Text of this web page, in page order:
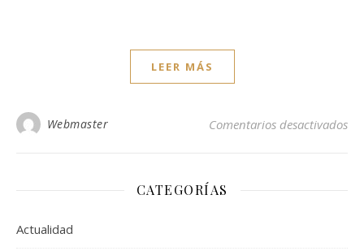
LEER MÁS
Webmaster Comentarios desactivadosen
CATEGORÍAS
Actualidad